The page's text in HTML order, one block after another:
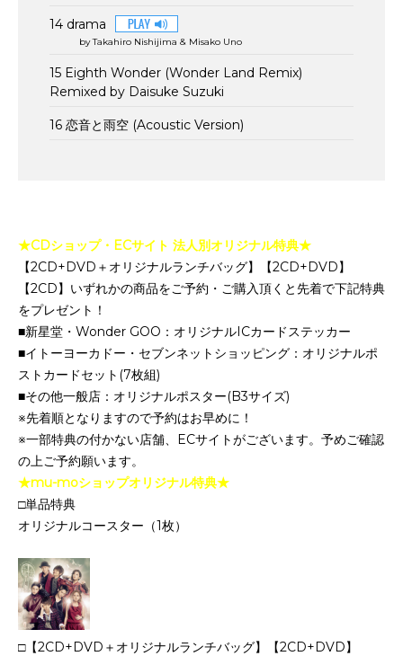
14 drama
by Takahiro Nishijima & Misako Uno
15 Eighth Wonder (Wonder Land Remix)
Remixed by Daisuke Suzuki
16 恋音と雨空 (Acoustic Version)
★CDショップ・ECサイト 法人別オリジナル特典★
【2CD+DVD＋オリジナルランチバッグ】【2CD+DVD】
【2CD】いずれかの商品をご予約・ご購入頂くと先着で下記特典
をプレゼント！
■新星堂・Wonder GOO：オリジナルICカードステッカー
■イトーヨーカドー・セブンネットショッピング：オリジナルポ
ストカードセット(7枚組)
■その他一般店：オリジナルポスター(B3サイズ)
※先着順となりますので予約はお早めに！
※一部特典の付かない店舗、ECサイトがございます。予めご確認
の上ご予約願います。
★mu-moショップオリジナル特典★
□単品特典
オリジナルコースター（1枚）
□【2CD+DVD＋オリジナルランチバッグ】【2CD+DVD】